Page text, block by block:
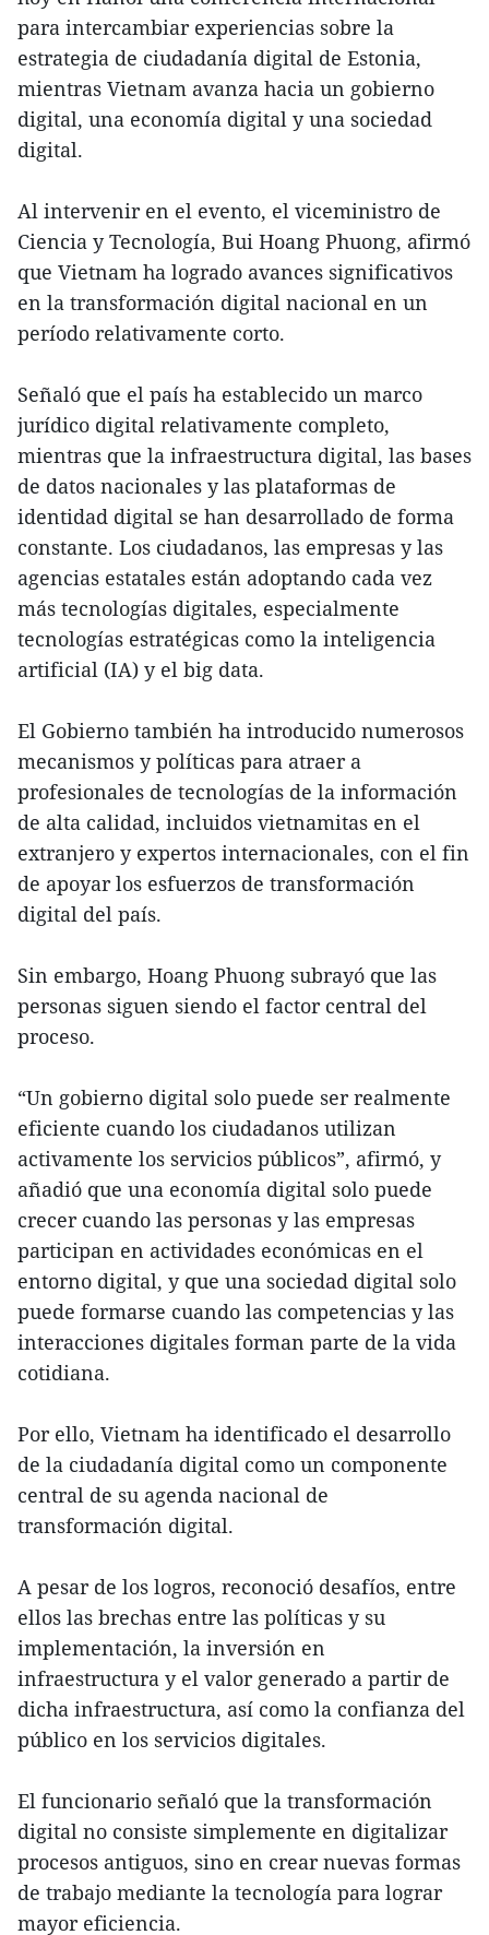
para intercambiar experiencias sobre la
estrategia de ciudadanía digital de Estonia,
mientras Vietnam avanza hacia un gobierno
digital, una economía digital y una sociedad
digital.
Al intervenir en el evento, el viceministro de
Ciencia y Tecnología, Bui Hoang Phuong, afirmó
que Vietnam ha logrado avances significativos
en la transformación digital nacional en un
período relativamente corto.
Señaló que el país ha establecido un marco
jurídico digital relativamente completo,
mientras que la infraestructura digital, las bases
de datos nacionales y las plataformas de
identidad digital se han desarrollado de forma
constante. Los ciudadanos, las empresas y las
agencias estatales están adoptando cada vez
más tecnologías digitales, especialmente
tecnologías estratégicas como la inteligencia
artificial (IA) y el big data.
El Gobierno también ha introducido numerosos
mecanismos y políticas para atraer a
profesionales de tecnologías de la información
de alta calidad, incluidos vietnamitas en el
extranjero y expertos internacionales, con el fin
de apoyar los esfuerzos de transformación
digital del país.
Sin embargo, Hoang Phuong subrayó que las
personas siguen siendo el factor central del
proceso.
“Un gobierno digital solo puede ser realmente
eficiente cuando los ciudadanos utilizan
activamente los servicios públicos”, afirmó, y
añadió que una economía digital solo puede
crecer cuando las personas y las empresas
participan en actividades económicas en el
entorno digital, y que una sociedad digital solo
puede formarse cuando las competencias y las
interacciones digitales forman parte de la vida
cotidiana.
Por ello, Vietnam ha identificado el desarrollo
de la ciudadanía digital como un componente
central de su agenda nacional de
transformación digital.
A pesar de los logros, reconoció desafíos, entre
ellos las brechas entre las políticas y su
implementación, la inversión en
infraestructura y el valor generado a partir de
dicha infraestructura, así como la confianza del
público en los servicios digitales.
El funcionario señaló que la transformación
digital no consiste simplemente en digitalizar
procesos antiguos, sino en crear nuevas formas
de trabajo mediante la tecnología para lograr
mayor eficiencia.